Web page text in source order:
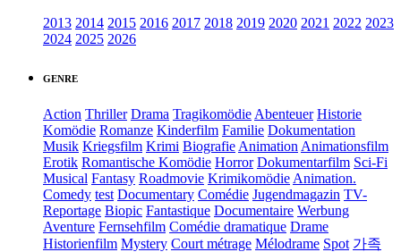
2013 2014 2015 2016 2017 2018 2019 2020 2021 2022 2023
2024 2025 2026
GENRE
Action Thriller Drama Tragikomödie Abenteuer Historie
Komödie Romanze Kinderfilm Familie Dokumentation
Musik Kriegsfilm Krimi Biografie Animation Animationsfilm
Erotik Romantische Komödie Horror Dokumentarfilm Sci-Fi
Musical Fantasy Roadmovie Krimikomödie Animation.
Comedy test Documentary Comédie Jugendmagazin TV-
Reportage Biopic Fantastique Documentaire Werbung
Aventure Fernsehfilm Comédie dramatique Drame
Historienfilm Mystery Court métrage Mélodrame Spot 가족